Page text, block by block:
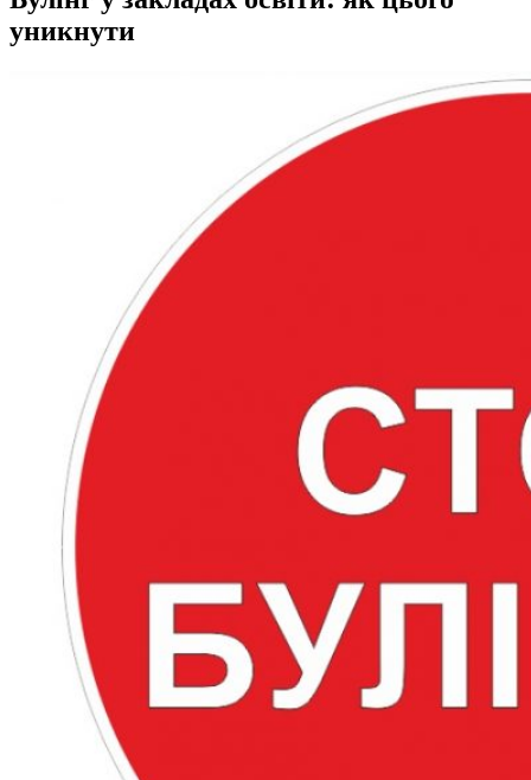
уникнути